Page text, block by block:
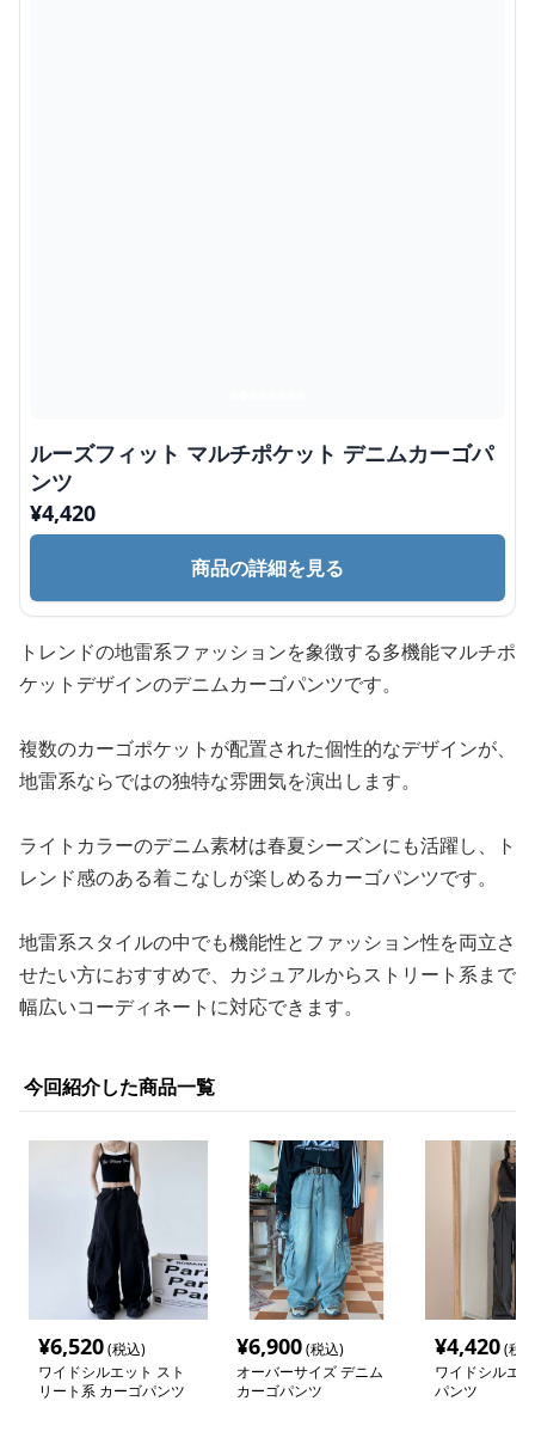
ルーズフィット マルチポケット デニムカーゴパ
ンツ
¥4,420
商品の詳細を見る
トレンドの地雷系ファッションを象徴する多機能マルチポ
ケットデザインのデニムカーゴパンツです。
複数のカーゴポケットが配置された個性的なデザインが、
地雷系ならではの独特な雰囲気を演出します。
ライトカラーのデニム素材は春夏シーズンにも活躍し、ト
レンド感のある着こなしが楽しめるカーゴパンツです。
地雷系スタイルの中でも機能性とファッション性を両立さ
せたい方におすすめで、カジュアルからストリート系まで
幅広いコーディネートに対応できます。
今回紹介した商品一覧
¥6,520(税込)
ワイドシルエット スト
リート系 カーゴパンツ
¥6,900(税込)
オーバーサイズ デニム
カーゴパンツ
¥4,420(税
ワイドシルエ
パンツ